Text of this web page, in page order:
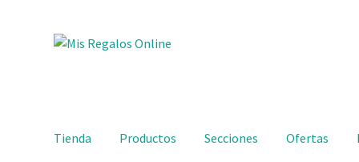
Ir
Ir
Tienda Productos Secciones Ofertas